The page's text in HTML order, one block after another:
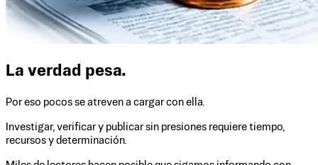
La verdad pesa.
Por eso pocos se atreven a cargar con ella.
Investigar, verificar y publicar sin presiones requiere tiempo,
recursos y determinación.